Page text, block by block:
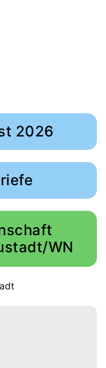
2026
WN